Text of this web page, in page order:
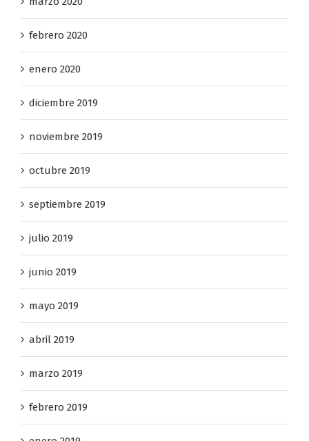
marzo 2020
febrero 2020
enero 2020
diciembre 2019
noviembre 2019
octubre 2019
septiembre 2019
julio 2019
junio 2019
mayo 2019
abril 2019
marzo 2019
febrero 2019